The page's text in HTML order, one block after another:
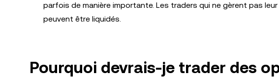
parfois de manière importante. Les traders qui ne gèrent pas
peuvent être liquidés.
Pourquoi devrais-je trader des